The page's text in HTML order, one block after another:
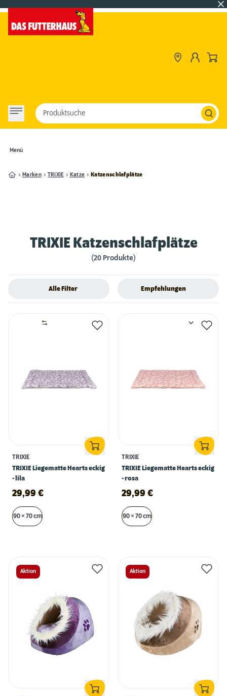
Menü
Produktsuche
Marken TRIXIE Katze Katzenschlafplätze
TRIXIE Katzenschlafplätze
(20 Produkte)
Alle Filter Empfehlungen
TRIXIE
TRIXIE Liegematte Hearts eckig
- lila
29,99 €
90 × 70 cm
TRIXIE
TRIXIE Liegematte Hearts eckig
- rosa
29,99 €
90 × 70 cm
Aktion Aktion